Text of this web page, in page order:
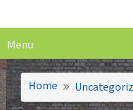
Menu
Home